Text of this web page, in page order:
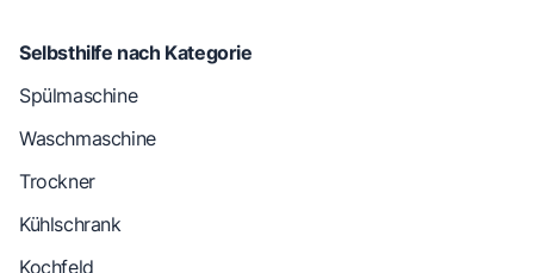
Selbsthilfe nach Kategorie
Spülmaschine
Waschmaschine
Trockner
Kühlschrank
Kochfeld